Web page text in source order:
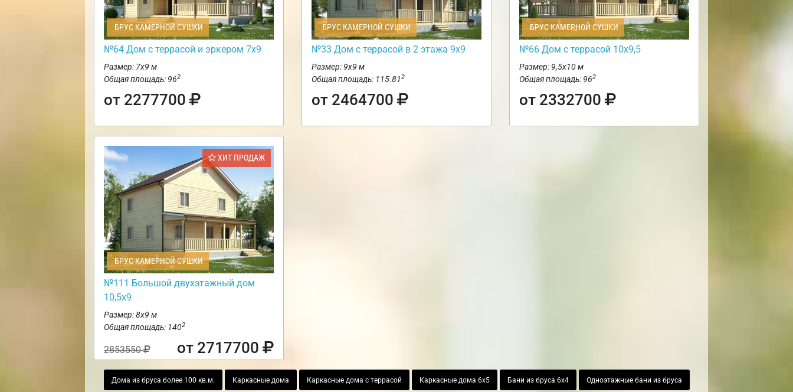
БРУС КАМЕРНОЙ СУШКИ
№64 Дом с террасой и эркером 7х9
Размер: 7х9 м
Общая площадь: 962
от 2277700
БРУС КАМЕРНОЙ СУШКИ
№33 Дом с террасой в 2 этажа 9х9
Размер: 9х9 м
Общая площадь: 115.812
от 2464700
БРУС КАМЕРНОЙ СУШКИ
№66 Дом с террасой 10х9,5
Размер: 9,5х10 м
Общая площадь: 962
от 2332700
ХИТ ПРОДАЖ
БРУС КАМЕРНОЙ СУШКИ
№111 Большой двухэтажный дом
10,5х9
Размер: 8х9 м
Общая площадь: 1402
2853550 от 2717700
Дома из бруса более 100 кв.м. Каркасные дома Каркасные дома с террасой Каркасные дома 6х5 Бани из бруса 6х4 Одноэтажные бани из бруса